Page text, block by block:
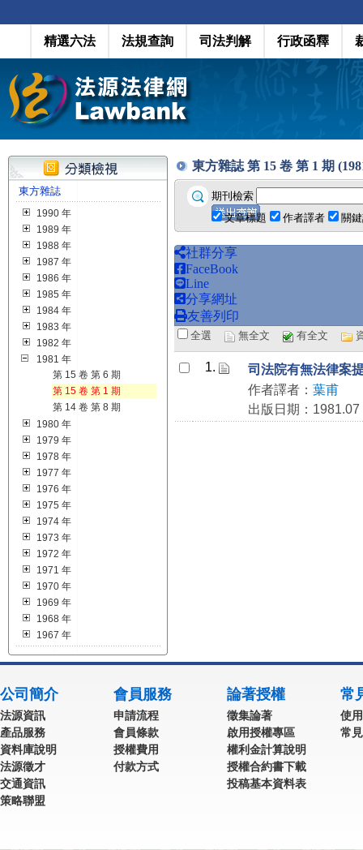
精選六法 法規查詢 司法判解 行政函釋
東方雜誌
1990 年
1989 年
1988 年
1987 年
1986 年
1985 年
1984 年
1983 年
1982 年
1981 年
第 15 卷 第 6 期
第 15 卷 第 1 期
第 14 卷 第 8 期
1980 年
1979 年
1978 年
1977 年
1976 年
1975 年
1974 年
1973 年
1972 年
1971 年
1970 年
1969 年
1968 年
1967 年
東方雜誌 第 15 卷 第 1 期
期刊檢索
文章標題
作者譯者 關
社群分享
FaceBook
Line
分享網址
友善列印
全選 無全文 有全文
1.
司法院有無法律案
作者譯者： 葉甫
出版日期：1981.07
公司簡介
法源資訊
產品服務
資料庫說明
法源徵才
交通資訊
策略聯盟
會員服務
申請流程
會員條款
授權費用
付款方式
論著授權
徵集論著
啟用授權專區
權利金計算說明
授權合約書下載
投稿基本資料表
常
使
常